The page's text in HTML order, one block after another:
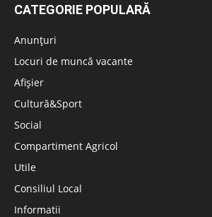
CATEGORIE POPULARĂ
Anunțuri
Locuri de muncă vacante
Afișier
Cultură&Sport
Social
Compartiment Agricol
Utile
Consiliul Local
Informatii